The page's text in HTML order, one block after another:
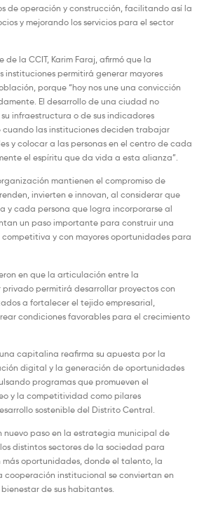
de operación y construcción, facilitando así la
y mejorando los servicios para el sector
de la CCIT, Karim Faraj, afirmó que la
instituciones permitirá generar mayores
porque “hoy nos une una convicción
El desarrollo de una ciudad no
infraestructura o de sus indicadores
cuando las instituciones deciden trabajar
y colocar a las personas en el centro de cada
el espíritu que da vida a esta alianza”.
mantienen el compromiso de
invierten e innovan, al considerar que
y cada persona que logra incorporarse al
un paso importante para construir una
y con mayores oportunidades para
en que la articulación entre la
permitirá desarrollar proyectos con
a fortalecer el tejido empresarial,
condiciones favorables para el crecimiento
capitalina reafirma su apuesta por la
digital y la generación de oportunidades
programas que promueven el
y la competitividad como pilares
sostenible del Distrito Central.
nuevo paso en la estrategia municipal de
distintos sectores de la sociedad para
oportunidades, donde el talento, la
cooperación institucional se conviertan en
de sus habitantes.